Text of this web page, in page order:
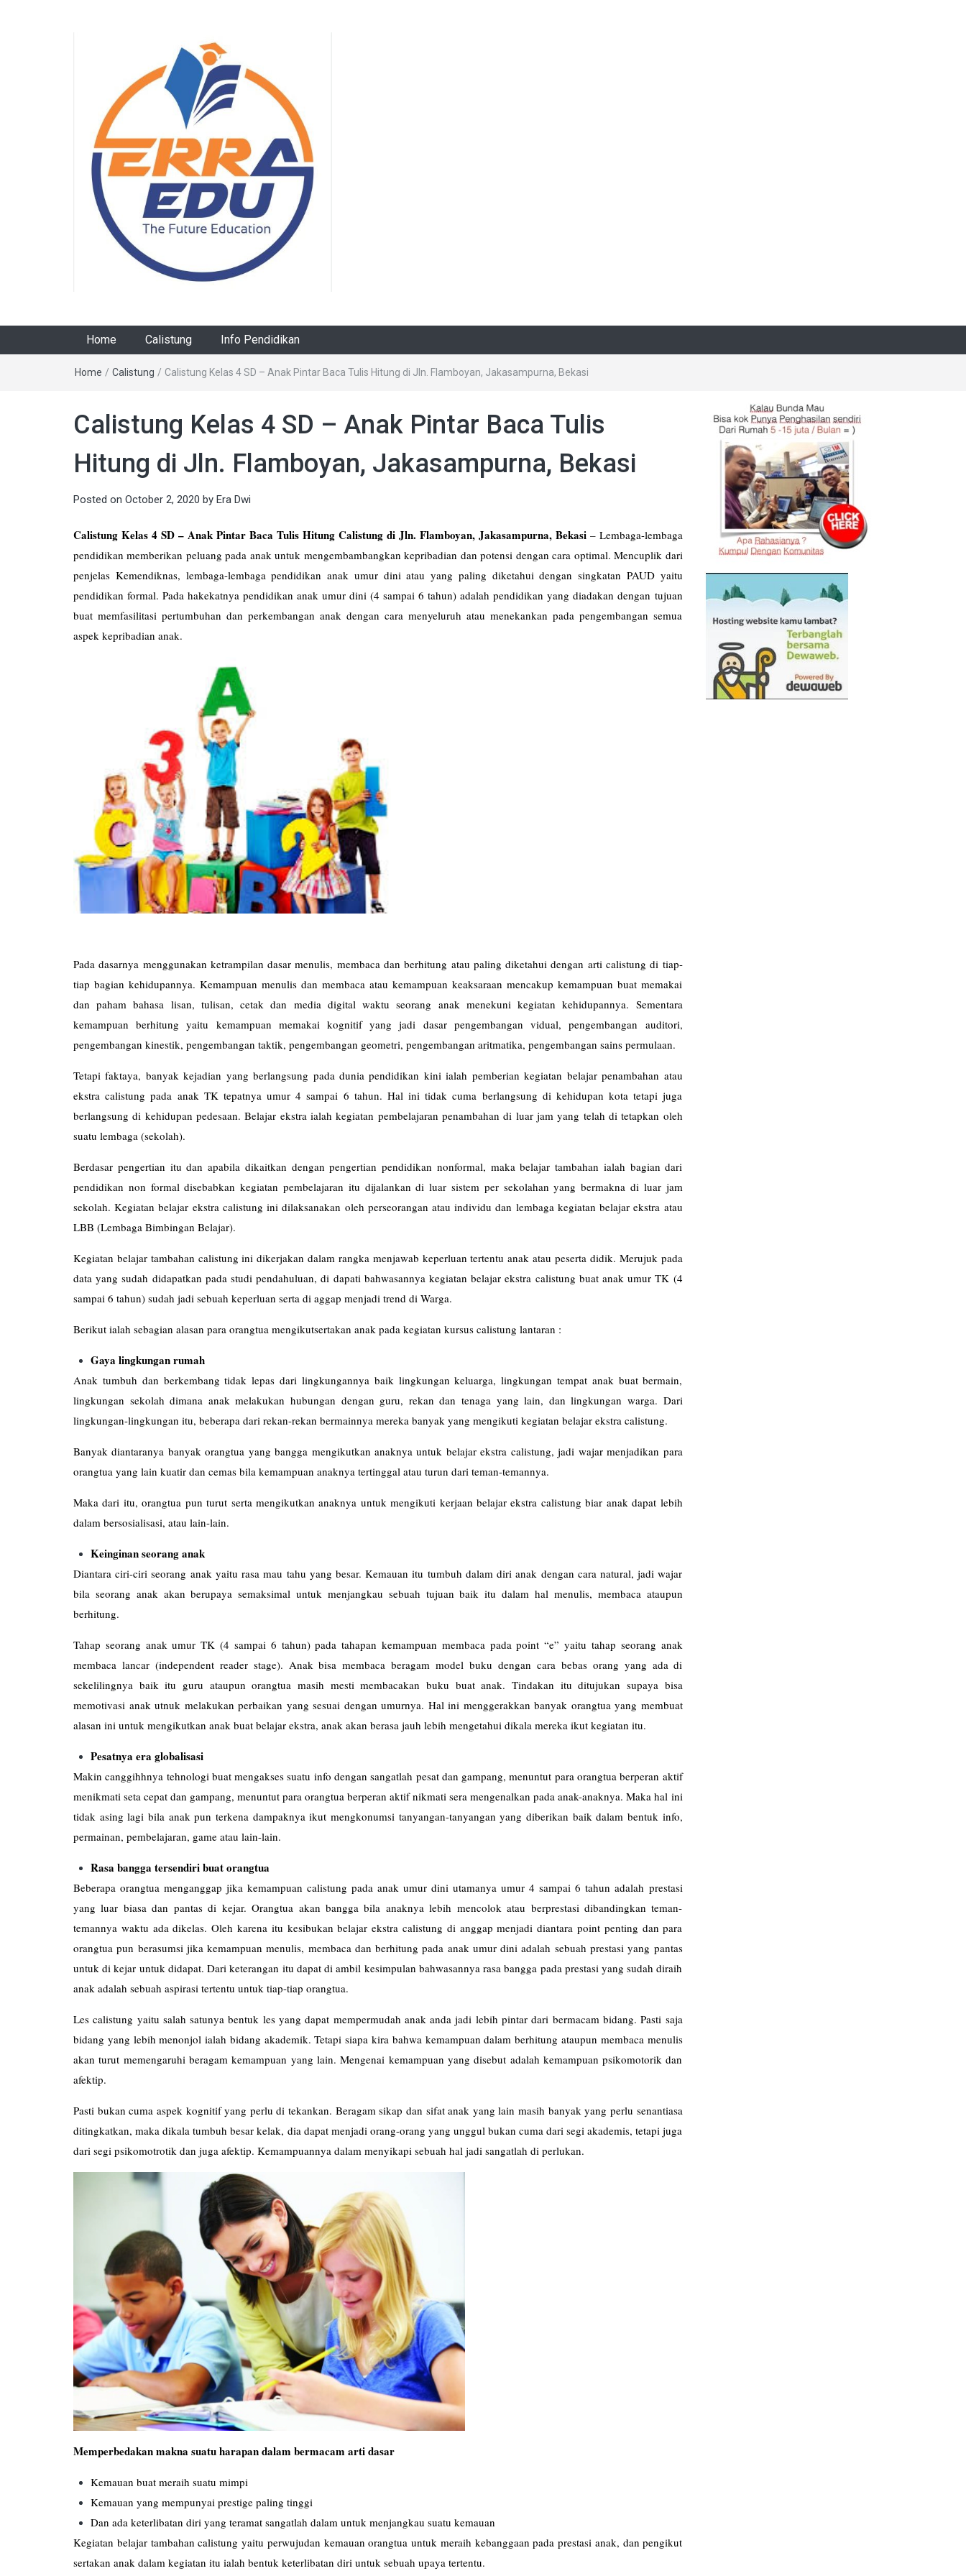
Home Calistung Info Pendidikan
Home / Calistung / Calistung Kelas 4 SD – Anak Pintar Baca Tulis Hitung di Jln. Flamboyan, Jakasampurna, Bekasi
Calistung Kelas 4 SD – Anak Pintar Baca Tulis
Hitung di Jln. Flamboyan, Jakasampurna, Bekasi
Posted on October 2, 2020 by Era Dwi
Calistung Kelas 4 SD – Anak Pintar Baca Tulis Hitung Calistung di Jln. Flamboyan, Jakasampurna, Bekasi– Lembaga-lembaga
pendidikan memberikan peluang pada anak untuk mengembambangkan kepribadian dan potensi dengan cara optimal. Mencuplik dari
penjelas Kemendiknas, lembaga-lembaga pendidikan anak umur dini atau yang paling diketahui dengan singkatan PAUD yaitu
pendidikan formal. Pada hakekatnya pendidikan anak umur dini (4 sampai 6 tahun) adalah pendidikan yang diadakan dengan tujuan
buat memfasilitasi pertumbuhan dan perkembangan anak dengan cara menyeluruh atau menekankan pada pengembangan semua
aspek kepribadian anak.
Pada dasarnya menggunakan ketrampilan dasar menulis, membaca dan berhitung atau paling diketahui dengan arti calistung di tiap-
tiap bagian kehidupannya. Kemampuan menulis dan membaca atau kemampuan keaksaraan mencakup kemampuan buat memakai
dan paham bahasa lisan, tulisan, cetak dan media digital waktu seorang anak menekuni kegiatan kehidupannya. Sementara
kemampuan berhitung yaitu kemampuan memakai kognitif yang jadi dasar pengembangan vidual, pengembangan auditori,
pengembangan kinestik, pengembangan taktik, pengembangan geometri, pengembangan aritmatika, pengembangan sains permulaan.
Tetapi faktaya, banyak kejadian yang berlangsung pada dunia pendidikan kini ialah pemberian kegiatan belajar penambahan atau
ekstra calistung pada anak TK tepatnya umur 4 sampai 6 tahun. Hal ini tidak cuma berlangsung di kehidupan kota tetapi juga
berlangsung di kehidupan pedesaan. Belajar ekstra ialah kegiatan pembelajaran penambahan di luar jam yang telah di tetapkan oleh
suatu lembaga (sekolah).
Berdasar pengertian itu dan apabila dikaitkan dengan pengertian pendidikan nonformal, maka belajar tambahan ialah bagian dari
pendidikan non formal disebabkan kegiatan pembelajaran itu dijalankan di luar sistem per sekolahan yang bermakna di luar jam
sekolah. Kegiatan belajar ekstra calistung ini dilaksanakan oleh perseorangan atau individu dan lembaga kegiatan belajar ekstra atau
LBB (Lembaga Bimbingan Belajar).
Kegiatan belajar tambahan calistung ini dikerjakan dalam rangka menjawab keperluan tertentu anak atau peserta didik. Merujuk pada
data yang sudah didapatkan pada studi pendahuluan, di dapati bahwasannya kegiatan belajar ekstra calistung buat anak umur TK (4
sampai 6 tahun) sudah jadi sebuah keperluan serta di aggap menjadi trend di Warga.
Berikut ialah sebagian alasan para orangtua mengikutsertakan anak pada kegiatan kursus calistung lantaran :
Gaya lingkungan rumah
Anak tumbuh dan berkembang tidak lepas dari lingkungannya baik lingkungan keluarga, lingkungan tempat anak buat bermain,
lingkungan sekolah dimana anak melakukan hubungan dengan guru, rekan dan tenaga yang lain, dan lingkungan warga. Dari
lingkungan-lingkungan itu, beberapa dari rekan-rekan bermainnya mereka banyak yang mengikuti kegiatan belajar ekstra calistung.
Banyak diantaranya banyak orangtua yang bangga mengikutkan anaknya untuk belajar ekstra calistung, jadi wajar menjadikan para
orangtua yang lain kuatir dan cemas bila kemampuan anaknya tertinggal atau turun dari teman-temannya.
Maka dari itu, orangtua pun turut serta mengikutkan anaknya untuk mengikuti kerjaan belajar ekstra calistung biar anak dapat lebih
dalam bersosialisasi, atau lain-lain.
Keinginan seorang anak
Diantara ciri-ciri seorang anak yaitu rasa mau tahu yang besar. Kemauan itu tumbuh dalam diri anak dengan cara natural, jadi wajar
bila seorang anak akan berupaya semaksimal untuk menjangkau sebuah tujuan baik itu dalam hal menulis, membaca ataupun
berhitung.
Tahap seorang anak umur TK (4 sampai 6 tahun) pada tahapan kemampuan membaca pada point “e” yaitu tahap seorang anak
membaca lancar (independent reader stage). Anak bisa membaca beragam model buku dengan cara bebas orang yang ada di
sekelilingnya baik itu guru ataupun orangtua masih mesti membacakan buku buat anak. Tindakan itu ditujukan supaya bisa
memotivasi anak utnuk melakukan perbaikan yang sesuai dengan umurnya. Hal ini menggerakkan banyak orangtua yang membuat
alasan ini untuk mengikutkan anak buat belajar ekstra, anak akan berasa jauh lebih mengetahui dikala mereka ikut kegiatan itu.
Pesatnya era globalisasi
Makin canggihhnya tehnologi buat mengakses suatu info dengan sangatlah pesat dan gampang, menuntut para orangtua berperan aktif
menikmati seta cepat dan gampang, menuntut para orangtua berperan aktif nikmati sera mengenalkan pada anak-anaknya. Maka hal ini
tidak asing lagi bila anak pun terkena dampaknya ikut mengkonumsi tanyangan-tanyangan yang diberikan baik dalam bentuk info,
permainan, pembelajaran, game atau lain-lain.
Rasa bangga tersendiri buat orangtua
Beberapa orangtua menganggap jika kemampuan calistung pada anak umur dini utamanya umur 4 sampai 6 tahun adalah prestasi
yang luar biasa dan pantas di kejar. Orangtua akan bangga bila anaknya lebih mencolok atau berprestasi dibandingkan teman-
temannya waktu ada dikelas. Oleh karena itu kesibukan belajar ekstra calistung di anggap menjadi diantara point penting dan para
orangtua pun berasumsi jika kemampuan menulis, membaca dan berhitung pada anak umur dini adalah sebuah prestasi yang pantas
untuk di kejar untuk didapat. Dari keterangan itu dapat di ambil kesimpulan bahwasannya rasa bangga pada prestasi yang sudah diraih
anak adalah sebuah aspirasi tertentu untuk tiap-tiap orangtua.
Lescalistung yaitu salah satunya bentuk les yang dapat mempermudah anak anda jadi lebih pintar dari bermacam bidang. Pasti saja
bidang yang lebih menonjol ialah bidang akademik. Tetapi siapa kira bahwa kemampuan dalam berhitung ataupun membaca menulis
akan turut memengaruhi beragam kemampuan yang lain. Mengenai kemampuan yang disebut adalah kemampuan psikomotorik dan
afektip.
Pasti bukan cuma aspek kognitif yang perlu di tekankan. Beragam sikap dan sifat anak yang lain masih banyak yang perlu senantiasa
ditingkatkan, maka dikala tumbuh besar kelak, dia dapat menjadi orang-orang yang unggul bukan cuma dari segi akademis, tetapi juga
dari segi psikomotrotik dan juga afektip. Kemampuannya dalam menyikapi sebuah hal jadi sangatlah di perlukan.
Memperbedakan makna suatu harapan dalam bermacam arti dasar
Kemauan buat meraih suatu mimpi
Kemauan yang mempunyai prestige paling tinggi
Dan ada keterlibatan diri yang teramat sangatlah dalam untuk menjangkau suatu kemauan
Kegiatan belajar tambahan calistung yaitu perwujudan kemauan orangtua untuk meraih kebanggaan pada prestasi anak, dan pengikut
sertakan anak dalam kegiatan itu ialah bentuk keterlibatan diri untuk sebuah upaya tertentu.